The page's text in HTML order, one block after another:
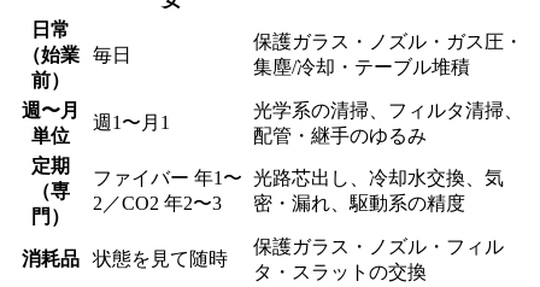
日常
（始業
前）
毎日
保護ガラス・ノズル・ガス圧・
集塵/冷却・テーブル堆積
週〜月
単位
週1〜月1
光学系の清掃、フィルタ清掃、
配管・継手のゆるみ
定期
（専
門）
ファイバー 年1〜
2／CO2 年2〜3
光路芯出し、冷却水交換、気
密・漏れ、駆動系の精度
消耗品 状態を見て随時
保護ガラス・ノズル・フィル
タ・スラットの交換